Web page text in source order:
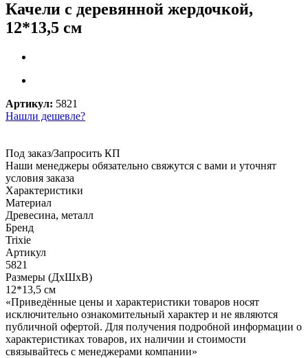
Качели с деревянной жердочкой,
12*13,5 см
Артикул: 5821
Нашли дешевле?
Под заказ/Запросить КП
Наши менеджеры обязательно свяжутся с вами и уточнят
условия заказа
Характеристики
Материал
Древесина, металл
Бренд
Trixie
Артикул
5821
Размеры (ДхШхВ)
12*13,5 см
«Приведённые цены и характеристики товаров носят
исключительно ознакомительный характер и не являются
публичной офертой. Для получения подробной информации о
характеристиках товаров, их наличии и стоимости
связывайтесь с менеджерами компании»